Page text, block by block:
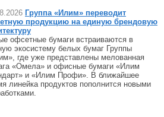
Группа «Илим» переводит
продукцию на единую брендовую
офсетные бумаги встраиваются в
экосистему белых бумаг Группы
где уже представлены мелованная
«Омела» и офисные бумаги «Илим
и «Илим Профи». В ближайшее
линейка продуктов пополнится новыми